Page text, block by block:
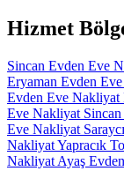
Hizmet
Sincan Evden Eve
Eryaman Evden
Evden Eve Nakliyat
Eve Nakliyat
Eve Nakliyat
NakliyatYapracık
Nakliyat Ayaş